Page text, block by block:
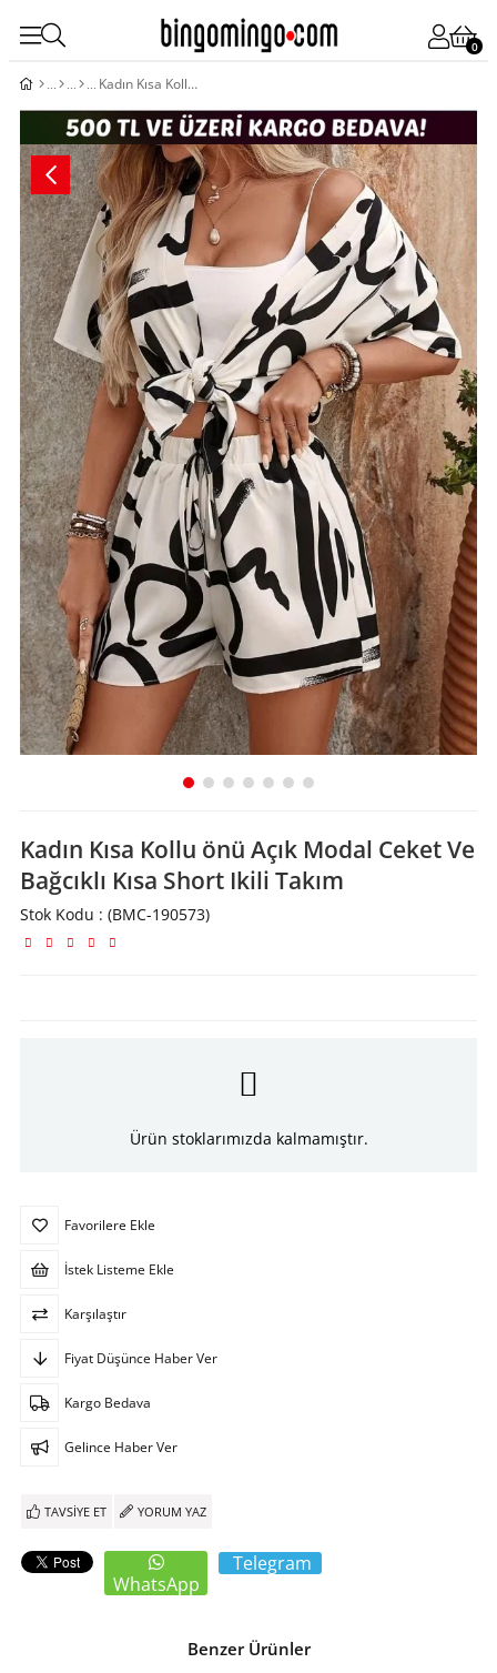
0
Kadın Kısa Kollu önü Açık Modal Ceket Ve Bağcıklı Kısa Short Ikili Takım
Kadın Kısa Kollu önü Açık Modal Ceket Ve
Bağcıklı Kısa Short Ikili Takım
Stok Kodu (BMC-190573)
Ürün stoklarımızda kalmamıştır.
Favorilere Ekle
İstek Listeme Ekle
Karşılaştır
Fiyat Düşünce Haber Ver
Kargo Bedava
Gelince Haber Ver
TAVSIYE ET YORUM YAZ
WhatsApp
Telegram
Benzer Ürünler